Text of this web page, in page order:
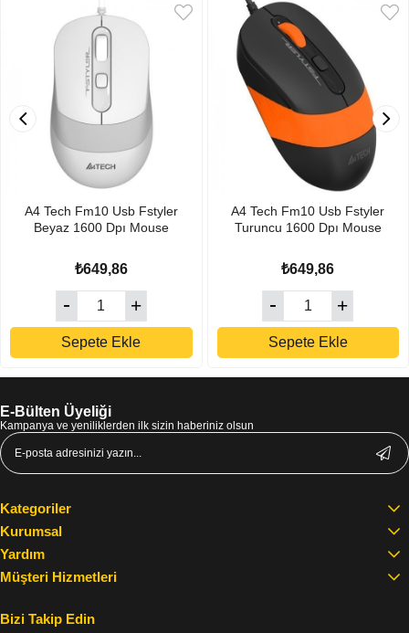
A4 Tech Fm10 Usb Fstyler
Beyaz 1600 Dpı Mouse
₺649,86
Sepete Ekle
A4 Tech Fm10 Usb Fstyler
Turuncu 1600 Dpı Mouse
₺649,86
Sepete Ekle
E-Bülten Üyeliği
Kampanya ve yeniliklerden ilk sizin haberiniz olsun
Kategoriler
Kurumsal
Yardım
Müşteri Hizmetleri
Bizi Takip Edin